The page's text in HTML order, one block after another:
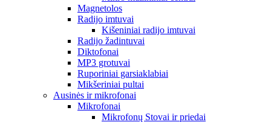
Magnetolos
Radijo imtuvai
Kišeniniai radijo imtuvai
Radijo žadintuvai
Diktofonai
MP3 grotuvai
Ruporiniai garsiaklabiai
Mikšeriniai pultai
Ausinės ir mikrofonai
Mikrofonai
Mikrofonų Stovai ir priedai